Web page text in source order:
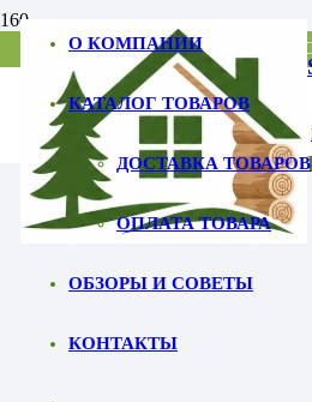
Точка выдачи заказов: МО, Балашиха,
О КОМПАНИИ
КАТАЛОГ ТОВАРОВ
ДОСТАВКА ТОВАРОВ
ОПЛАТА ТОВАРА
ОБЗОРЫ И СОВЕТЫ
КОНТАКТЫ